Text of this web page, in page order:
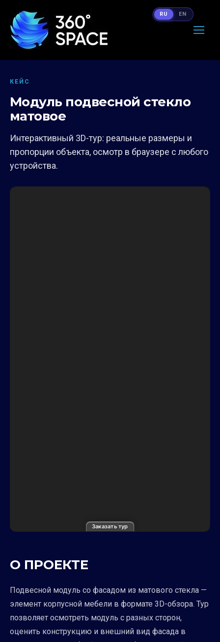
КЕЙС
Модуль подвесной cтекло
матовое
Интерактивный 3D-тур: реальные размеры и
пропорции объекта, осмотр в браузере с любого
устройства.
Заказать тур
О ПРОЕКТЕ
Подвесной модуль со фасадом из матового стекла —
элемент корпусной мебели в формате 3D-обзора. Тур
позволяет осмотреть модуль с разных сторон,
оценить конструкцию и внешний вид фасада в
RU EN